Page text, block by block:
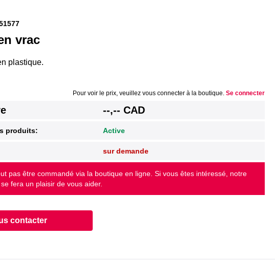
vrac
plastique.
Pour voir le prix, veuillez vous connecter à la boutique. Se connecter
--,-- CAD
produits: Active
sur demande
pas être commandé via la boutique en ligne. Si vous êtes intéressé, notre
fera un plaisir de vous aider.
contacter